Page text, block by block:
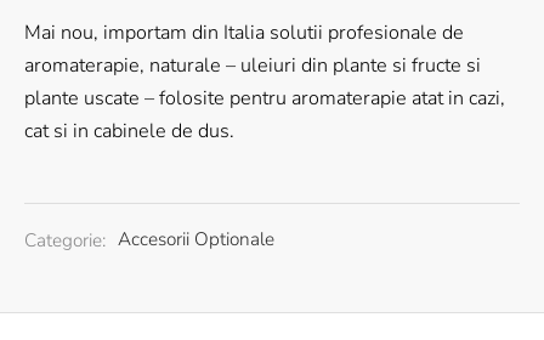
Mai nou, importam din Italia solutii profesionale de
aromaterapie, naturale – uleiuri din plante si fructe si
plante uscate – folosite pentru aromaterapie atat in cazi,
cat si in cabinele de dus.
Categorie: Accesorii Optionale